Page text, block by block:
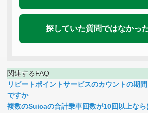
探していた質問ではなかっ
関連するFAQ
リピートポイントサービスのカウントの期
ですか
複数のSuicaの合計乗車回数が10回以上な